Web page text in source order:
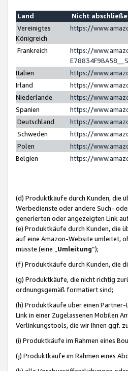
Land
Nicht
Vereinigtes
Königreich
https://
Frankreich
https://
Italien
https://
Irland
https://
Niederlande
https://
Spanien
https://
Deutschland
https://
Schweden
https://
Polen
https://
Belgien
https://
(d) Produktkäufe durch Kunden, die
Werbedienste oder andere Such-
generierten oder angezeigten Link
(e) Produktkäufe durch Kunden, die
auf eine Amazon-Website umleitet,
müsste (eine „ Umleitung“);
(f) Produktkäufe durch Kunden, die
(g) Produktkäufe, die nicht richtig
ordnungsgemäß formatiert sind;
(h) Produktkäufe über einen Partner-
Link in einer Zugelassenen Mobilen
Verlinkungstools, die wir Ihnen ggf.
(i) Produktkäufe im Rahmen eines
(j) Produktkäufe im Rahmen eines